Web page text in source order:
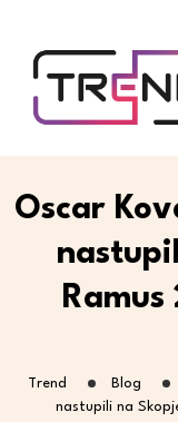
Oscar
Ramus
Trend Blog
nastupili na